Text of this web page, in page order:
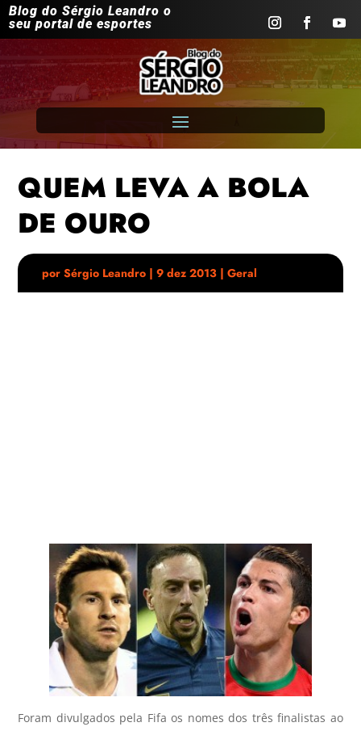
Blog do Sérgio Leandro o
seu portal de esportes
QUEM LEVA A BOLA
DE OURO
porSérgio Leandro |9 dez 2013 |Geral
Foram divulgados pela Fifa os nomes dos três finalistas ao